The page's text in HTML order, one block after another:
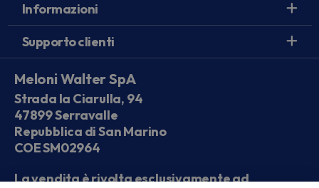
Informazioni
Supporto clienti
Meloni Walter SpA
Strada la Ciarulla, 94
47899 Serravalle
Repubblica di San Marino
COE SM02964
La vendita è rivolta esclusivamente ad